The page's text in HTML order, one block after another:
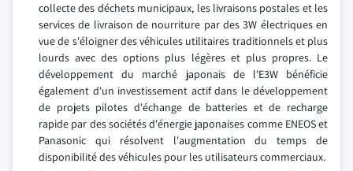
collecte des déchets municipaux, les livraisons postales et les
services de livraison de nourriture par des 3W électriques en
vue de s'éloigner des véhicules utilitaires traditionnels et plus
lourds avec des options plus légères et plus propres. Le
développement du marché japonais de l'E3W bénéficie
également d'un investissement actif dans le développement
de projets pilotes d'échange de batteries et de recharge
rapide par des sociétés d'énergie japonaises comme ENEOS et
Panasonic qui résolvent l'augmentation du temps de
disponibilité des véhicules pour les utilisateurs commerciaux.